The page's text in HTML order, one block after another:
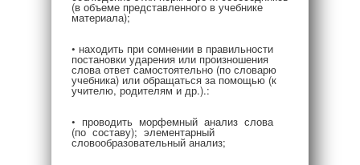
(в объеме представленного в учебнике
материала);
• находить при сомнении в правильности
постановки ударения или произношения
слова ответ самостоятельно (по словарю
учебника) или обращаться за помощью (к
учителю, родителям и др.).:
• проводить морфемный анализ слова
(по составу); элементарный
словообразовательный анализ;